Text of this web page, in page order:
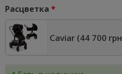
Расцветка
Caviar (44 700 грн